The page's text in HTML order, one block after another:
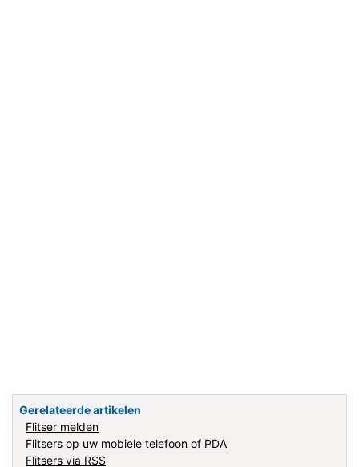
Gerelateerde artikelen
Flitser melden
Flitsers op uw mobiele telefoon of PDA
Flitsers via RSS